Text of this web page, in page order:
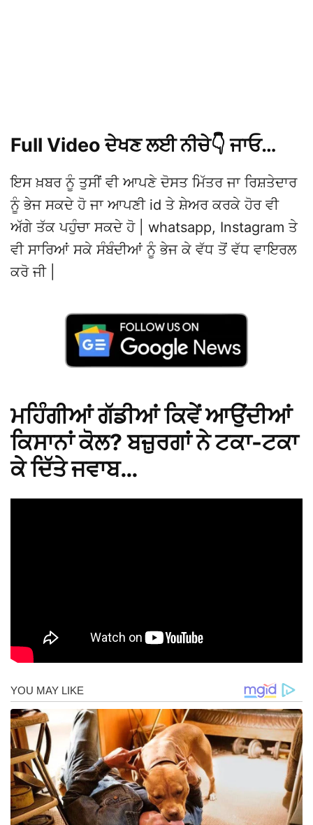
Full Video ਦੇਖਣ ਲਈ ਨੀਚੇ👇 ਜਾਓ…
ਇਸ ਖ਼ਬਰ ਨੂੰ ਤੁਸੀਂ ਵੀ ਆਪਣੇ ਦੋਸਤ ਮਿੱਤਰ ਜਾ ਰਿਸ਼ਤੇਦਾਰ
ਨੂੰ ਭੇਜ ਸਕਦੇ ਹੋ ਜਾ ਆਪਣੀ id ਤੇ ਸ਼ੇਅਰ ਕਰਕੇ ਹੋਰ ਵੀ
ਅੱਗੇ ਤੱਕ ਪਹੁੰਚਾ ਸਕਦੇ ਹੋ | whatsapp, Instagram ਤੇ
ਵੀ ਸਾਰਿਆਂ ਸਕੇ ਸੰਬੰਦੀਆਂ ਨੂੰ ਭੇਜ ਕੇ ਵੱਧ ਤੋਂ ਵੱਧ ਵਾਇਰਲ
ਕਰੋ ਜੀ |
ਮਹਿੰਗੀਆਂ ਗੱਡੀਆਂ ਕਿਵੇਂ ਆਉਂਦੀਆਂ
ਕਿਸਾਨਾਂ ਕੋਲ? ਬਜ਼ੁਰਗਾਂ ਨੇ ਟਕਾ-ਟਕਾ
ਕੇ ਦਿੱਤੇ ਜਵਾਬ…